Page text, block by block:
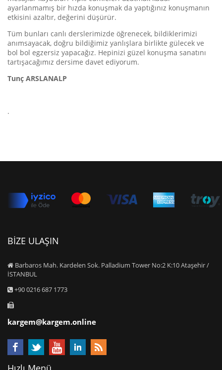
ayarlanmamış bir hızda konuşmak da yaptığınız konuşmanın
etkisini azaltır, değerini düşürür.
Tüm bunları canlı derslerimizde öğrenecek, bildiklerimizi
anımsayacak, doğru bildiğimiz yanlışlara birlikte gülecek ve
bol bol egzersiz yapacağız. Hepinizi güzel konuşma sanatını
tartışacağımız dersime davet ediyorum.
Tunç ARSLANALP
.
BİZE ULAŞIN
Barbaros Mah. Kardelen Sok. Palladium Tower No:2 K:10 Ataşehir /
İSTANBUL
+90 0216 687 1773
kargem@kargem.online